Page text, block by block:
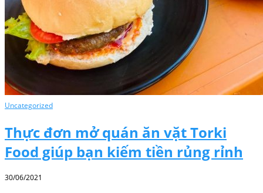
Uncategorized
Thực đơn mở quán ăn vặt Torki
Food giúp bạn kiếm tiền rủng rỉnh
30/06/2021